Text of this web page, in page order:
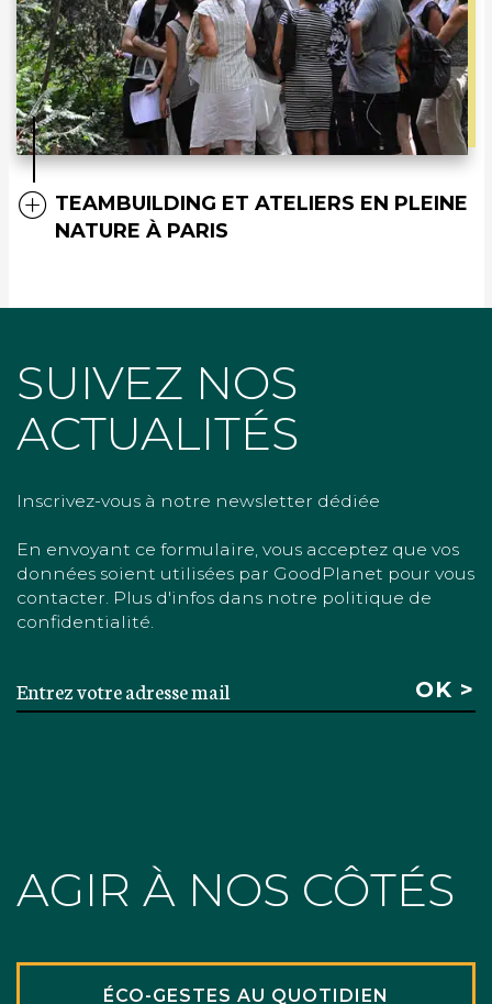
TEAMBUILDING ET ATELIERS EN PLEINE
NATURE À PARIS
SUIVEZ NOS
ACTUALITÉS
Inscrivez-vous à notre newsletter dédiée
En envoyant ce formulaire, vous acceptez que vos
données soient utilisées par GoodPlanet pour vous
contacter. Plus d'infos dans notre politique de
confidentialité.
AGIR À NOS CÔTÉS
ÉCO-GESTES AU QUOTIDIEN